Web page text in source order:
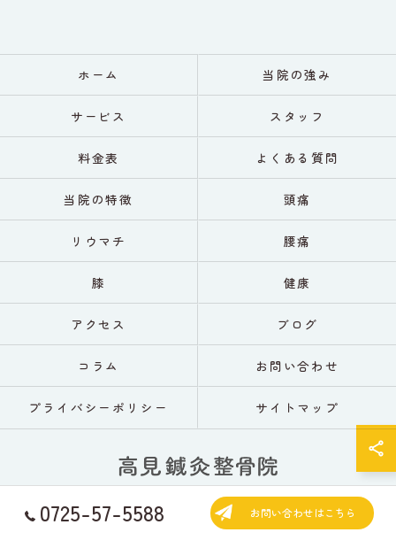
0725-57-5588 お問い合わせはこちら
ホーム 当院の強み
サービス スタッフ
料金表 よくある質問
当院の特徴 頭痛
リウマチ 腰痛
膝 健康
アクセス ブログ
コラム お問い合わせ
プライバシーポリシー サイトマップ
© 2026 大阪の鍼灸なら高見鍼灸整骨院 ALL RIGHTS RESERVED.